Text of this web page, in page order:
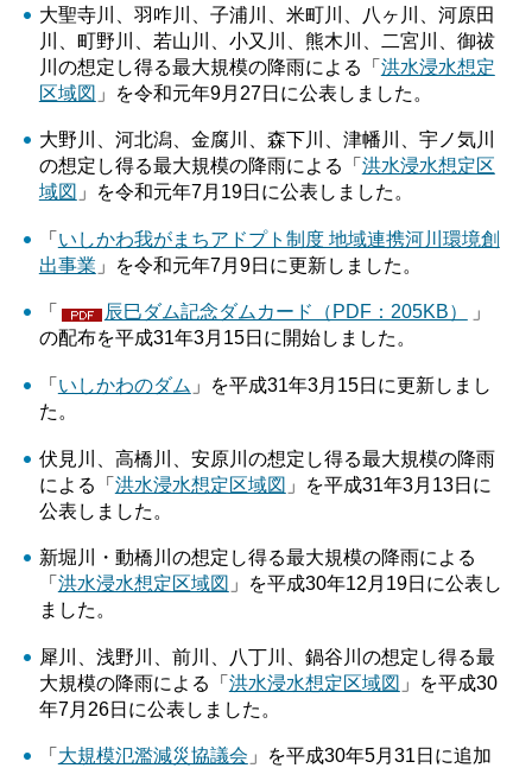
大聖寺川、羽咋川、子浦川、米町川、八ヶ川、河原田
川、町野川、若山川、小又川、熊木川、二宮川、御祓
川の想定し得る最大規模の降雨による「 洪水浸水想定
区域図 」を令和元年9月27日に公表しました。
大野川、河北潟、金腐川、森下川、津幡川、宇ノ気川
の想定し得る最大規模の降雨による「 洪水浸水想定区
域図 」を令和元年7月19日に公表しました。
「 いしかわ我がまちアドプト制度 地域連携河川環境創
出事業 」を令和元年7月9日に更新しました。
「 辰巳ダム記念ダムカード（PDF：205KB）
」
の配布を平成31年3月15日に開始しました。
「 いしかわのダム 」を平成31年3月15日に更新しまし
た。
伏見川、高橋川、安原川の想定し得る最大規模の降雨
による「 洪水浸水想定区域図 」を平成31年3月13日に
公表しました。
新堀川・動橋川の想定し得る最大規模の降雨による
「 洪水浸水想定区域図 」を平成30年12月19日に公表し
ました。
犀川、浅野川、前川、八丁川、鍋谷川の想定し得る最
大規模の降雨による「 洪水浸水想定区域図 」を平成30
年7月26日に公表しました。
「 大規模氾濫減災協議会 」を平成30年5月31日に追加